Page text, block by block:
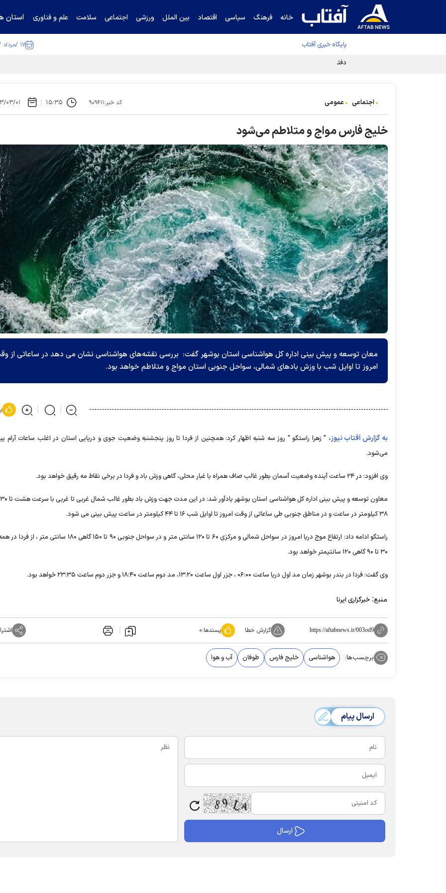
خانه فرهنگ سیاسی اقتصاد بین الملل ورزشی اجتماعی سلامت علم و فناوری استان
پایگاه خبری آفتاب ۱۷ /مرداد /۱۴۰۵
دفتر رهبر انقلاب ادعای خرازی درباره پزشکیان را تکذیب کرد
اجتماعی عمومی کد خبر:۹۰۹۶۱۱ ۱۵:۳۵ ۱۴۰۳/
خلیج فارس مواج و متلاطم می‌شود
معان توسعه و پیش بینی اداره کل هواشناسی استان بوشهر گفت: بررسی نقشه‌های هواشناسی نشان می دهد در ساعاتی از
امروز تا اوایل شب با وزش بادهای شمالی، سواحل جنوبی استان مواج و متلاطم خواهد بود.
به گزارش آفتاب نیوز، " زهرا راستگو " روز سه شنبه اظهار کرد: همچنین از فردا تا روز پنجشنبه وضعیت جوی و دریایی استان در اغلب ساعات آرام
می‌شود.
وی افزود: در ۲۴ ساعت آینده وضعیت آسمان بطور غالب صاف همراه با غبار محلی، گاهی وزش باد و فردا در برخی نقاط مه رقیق خواهد بود.
۳۸ کیلومتر در ساعت و در مناطق جنوبی طی ساعاتی از وقت امروز تا اوایل شب ۱۶ تا ۴۴ کیلومتر در ساعت پیش بینی می شود.
راستگو ادامه داد: ارتفاع موج دریا امروز در سواحل شمالی و مرکزی ۶۰ تا ۱۲۰ سانتی متر و در سواحل جنوبی ۹۰ تا ۱۵۰
۳۰ تا ۹۰ گاهی ۱۲۰ سانتیمتر خواهد بود.
وی گفت: فردا در بندر بوشهر زمان مد اول دریا ساعت ۰۶:۰۰ ، جزر اول ساعت ۱۳:۲۰، مد دوم ساعت ۱۸:۴۰ و جزر دوم ساعت ۲۳:۳۵ خواهد بود.
منبع: خبرگزاری ایرنا
https://aftabnews.ir/003od9 گزارش خطا پسندها:۰
برچسب‌ها: هواشناسی خلیج فارس طوفان آب و هوا
ارسال پیام